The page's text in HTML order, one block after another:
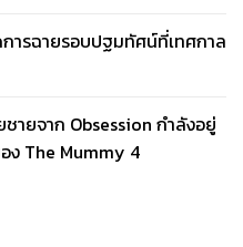
ารฉายรอบปฐมทัศน์ที่เทศกาล
ายจาก Obsession กำลังอยู่
ง The Mummy 4